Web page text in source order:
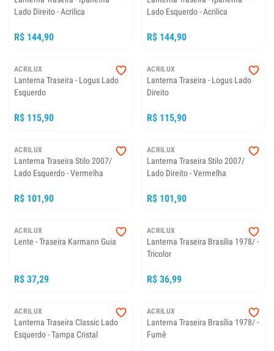
Lado Direito - Acrilica
R$ 144,90
Lado Esquerdo - Acrilica
R$ 144,90
ACRILUX
Lanterna Traseira - Logus Lado
Esquerdo
R$ 115,90
ACRILUX
Lanterna Traseira - Logus Lado
Direito
R$ 115,90
ACRILUX
Lanterna Traseira Stilo 2007/
Lado Esquerdo - Vermelha
R$ 101,90
ACRILUX
Lanterna Traseira Stilo 2007/
Lado Direito - Vermelha
R$ 101,90
ACRILUX
Lente - Traseira Karmann Guia
R$ 37,29
ACRILUX
Lanterna Traseira Brasília 1978/ -
Tricolor
R$ 36,99
ACRILUX
Lanterna Traseira Classic Lado
Esquerdo - Tampa Cristal
ACRILUX
Lanterna Traseira Brasília 1978/ -
Fumê